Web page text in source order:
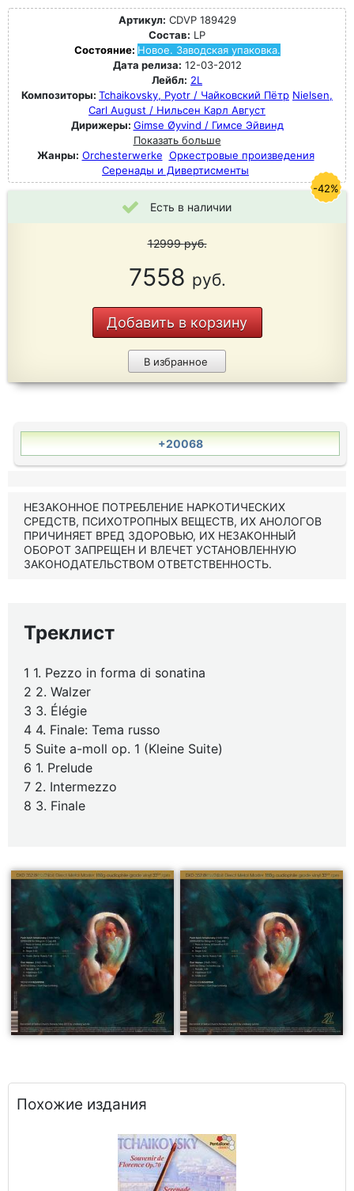
Артикул: CDVP 189429
Состав: LP
Состояние: Новое. Заводская упаковка.
Дата релиза: 12-03-2012
Лейбл: 2L
Композиторы: Tchaikovsky, Pyotr / Чайковский Пётр Nielsen,
Carl August / Нильсен Карл Август
Дирижеры: Gimse Øyvind / Гимсе Эйвинд
Показать больше
Жанры: Orchesterwerke Оркестровые произведения
Серенады и Дивертисменты
Есть в наличии
12999руб.
7558 руб.
Добавить в корзину
В избранное
-42%
+20068
НЕЗАКОННОЕ ПОТРЕБЛЕНИЕ НАРКОТИЧЕСКИХ
СРЕДСТВ, ПСИХОТРОПНЫХ ВЕЩЕСТВ, ИХ АНОЛОГОВ
ПРИЧИНЯЕТ ВРЕД ЗДОРОВЬЮ, ИХ НЕЗАКОННЫЙ
ОБОРОТ ЗАПРЕЩЕН И ВЛЕЧЕТ УСТАНОВЛЕННУЮ
ЗАКОНОДАТЕЛЬСТВОМ ОТВЕТСТВЕННОСТЬ.
Треклист
1 1. Pezzo in forma di sonatina
2 2. Walzer
3 3. Élégie
4 4. Finale: Tema russo
5 Suite a-moll op. 1 (Kleine Suite)
6 1. Prelude
7 2. Intermezzo
8 3. Finale
Похожие издания